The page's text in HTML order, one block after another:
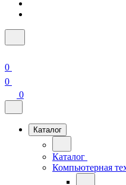
0
0
0
Каталог
Каталог
Компьютерная